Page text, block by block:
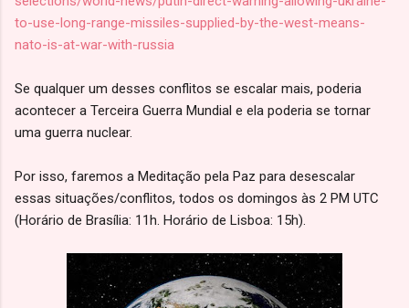
to-use-long-range-missiles-supplied-by-the-west-means-
nato-is-at-war-with-russia
Se qualquer um desses conflitos se escalar mais, poderia
acontecer a Terceira Guerra Mundial e ela poderia se tornar
uma guerra nuclear.
Por isso, faremos a Meditação pela Paz para desescalar
essas situações/conflitos, todos os domingos às 2 PM UTC
(Horário de Brasília: 11h. Horário de Lisboa: 15h).